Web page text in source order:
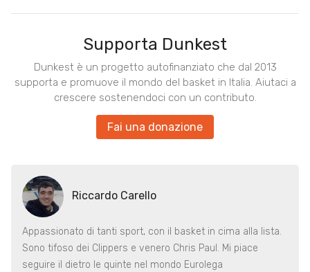
Supporta Dunkest
Dunkest è un progetto autofinanziato che dal 2013
supporta e promuove il mondo del basket in Italia. Aiutaci a
crescere sostenendoci con un contributo.
Fai una donazione
Riccardo Carello
Appassionato di tanti sport, con il basket in cima alla lista.
Sono tifoso dei Clippers e venero Chris Paul. Mi piace
seguire il dietro le quinte nel mondo Eurolega